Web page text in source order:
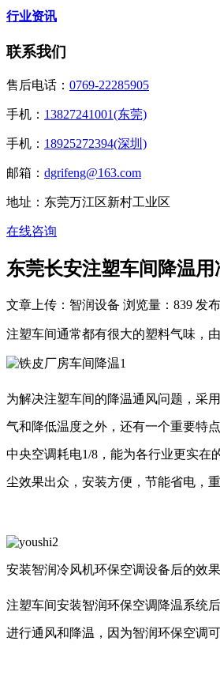
行业资讯
联系我们
售后电话： 0769-22285905
手机： 13827241001(东莞)
手机： 18925272394(深圳)
邮箱： dgrifeng@163.com
地址：东莞万江区新村工业区
在线咨询
东莞长安注塑车间降温
文章上传：智润设备 浏览量：839 发
注塑车间通常都有很大的塑料气味，
为解决注塑车间的降温通风问题，采
气和降低温度之外，还有一个重要特
中央空调耗电1/8，能为各行业更实在
尘效果出众，安装方便，节能省电，
安装智润冷风机环保空调设备后的效果
注塑车间安装智润环保空调降温系统
进行通风和降温，因为智润环保空调